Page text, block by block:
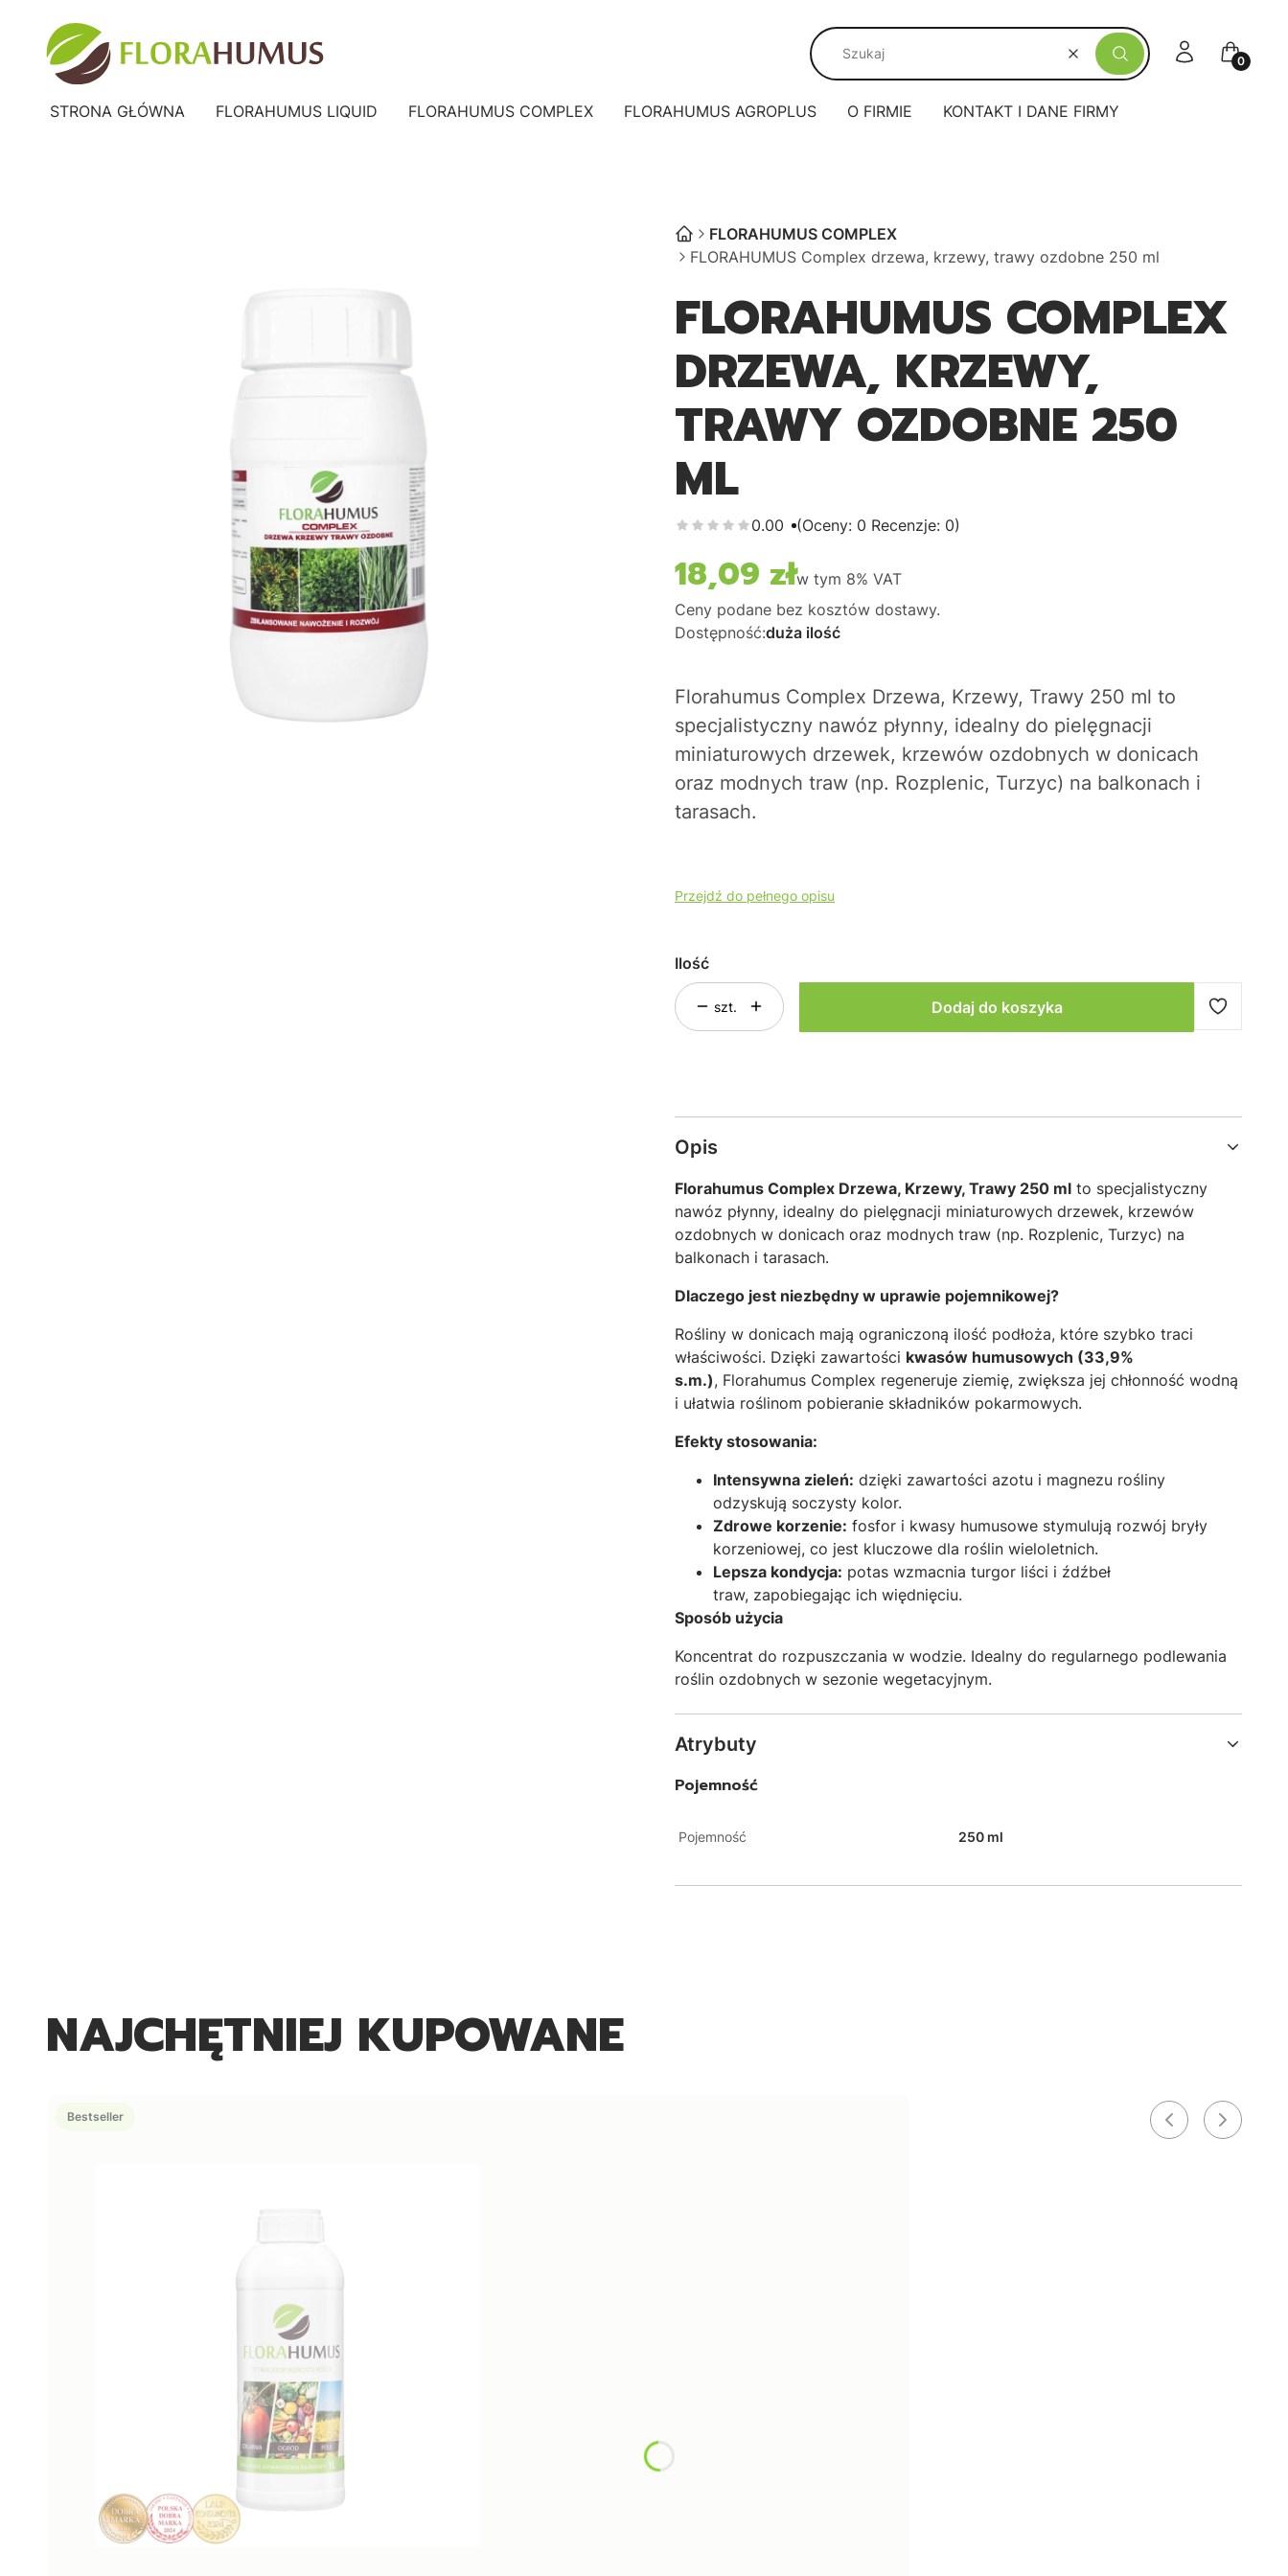
WyczyśćSzukaj
Zaloguj sięKoszyk
STRONA GŁÓWNA FLORAHUMUS LIQUID FLORAHUMUS COMPLEX FLORAHUMUS AGROPLUS O FIRMIE KONTAKT I DANE FIRMY
FLORAHUMUS COMPLEX
FLORAHUMUS Complex drzewa, krzewy, trawy ozdobne 250 ml
FLORAHUMUS COMPLEX
DRZEWA, KRZEWY,
TRAWY OZDOBNE 250
ML
0.00 (Oceny: 0 Recenzje: 0)
Cena
18,09 złw tym 8% VAT
Ceny podane bez kosztów dostawy.
Dostępność:duża ilość
Florahumus Complex Drzewa, Krzewy, Trawy 250 ml to
specjalistyczny nawóz płynny, idealny do pielęgnacji
miniaturowych drzewek, krzewów ozdobnych w donicach
oraz modnych traw (np. Rozplenic, Turzyc) na balkonach i
tarasach.
Przejdź do pełnego opisu
Ilość
szt. Dodaj do koszyka
Opis
Florahumus Complex Drzewa, Krzewy, Trawy 250 ml to specjalistyczny
nawóz płynny, idealny do pielęgnacji miniaturowych drzewek, krzewów
ozdobnych w donicach oraz modnych traw (np. Rozplenic, Turzyc) na
balkonach i tarasach.
Dlaczego jest niezbędny w uprawie pojemnikowej?
Rośliny w donicach mają ograniczoną ilość podłoża, które szybko traci
właściwości. Dzięki zawartości kwasów humusowych (33,9%
s.m.), Florahumus Complex regeneruje ziemię, zwiększa jej chłonność wodną
i ułatwia roślinom pobieranie składników pokarmowych.
Efekty stosowania:
Intensywna zieleń: dzięki zawartości azotu i magnezu rośliny
odzyskują soczysty kolor.
Zdrowe korzenie: fosfor i kwasy humusowe stymulują rozwój bryły
korzeniowej, co jest kluczowe dla roślin wieloletnich.
Lepsza kondycja: potas wzmacnia turgor liści i źdźbeł
traw, zapobiegając ich więdnięciu.
Sposób użycia
Koncentrat do rozpuszczania w wodzie. Idealny do regularnego podlewania
roślin ozdobnych w sezonie wegetacyjnym.
Atrybuty
Pojemność
Pojemność 250 ml
NAJCHĘTNIEJ KUPOWANE
Bestseller